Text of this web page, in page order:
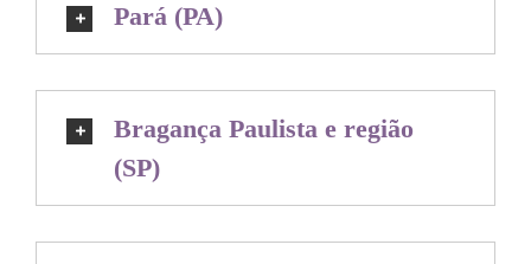
Pará (PA)
Bragança Paulista e região
(SP)